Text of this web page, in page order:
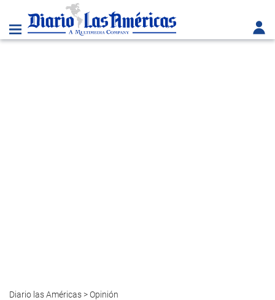
Diario las Américas>Opinión